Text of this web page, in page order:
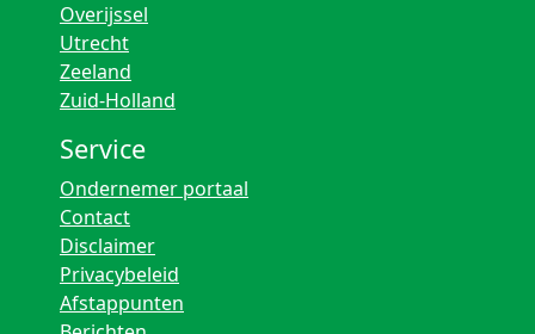
Overijssel
Utrecht
Zeeland
Zuid-Holland
Service
Ondernemer portaal
Contact
Disclaimer
Privacybeleid
Afstappunten